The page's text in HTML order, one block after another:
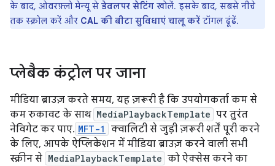
के बाद, ओवरफ़्लो मेन्यू से डेवलपर सेटिंग खोलें. इसके बाद, सबसे नीचे
तक स्क्रोल करें और CAL की बीटा सुविधाएं चालू करें टॉगल ढूंढें.
प्लेबैक कंट्रोल पर जाना
मीडिया ब्राउज़ करते समय, यह ज़रूरी है कि उपयोगकर्ता कम से
कम रुकावट के साथ MediaPlaybackTemplate पर तुरंत
नेविगेट कर पाए. MFT-1
क्वालिटी से जुड़ी ज़रूरी शर्तें पूरी करने
के लिए, आपके ऐप्लिकेशन में मीडिया ब्राउज़ करने वाली सभी
स्क्रीन से MediaPlaybackTemplate को ऐक्सेस करने का